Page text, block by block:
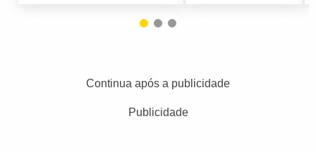
Continua após a publicidade
Publicidade